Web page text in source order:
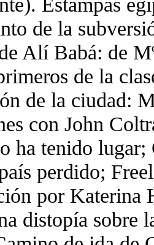
de la
Alí Babá: de
de la
de la ciudad:
con John
ha tenido
perdido;
por
distopía sobre